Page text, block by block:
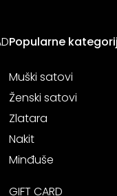
Popularne
Muški satovi
Ženski satovi
Zlatara
Nakit
Minđuše
GIFT CARD